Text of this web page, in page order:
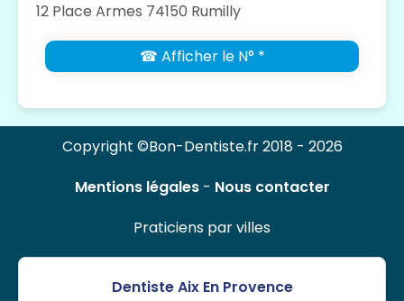
12 Place Armes 74150 Rumilly
☎ Afficher le N° *
Copyright ©Bon-Dentiste.fr 2018 - 2026
Mentions légales- Nous contacter
Praticiens par villes
Dentiste Aix En Provence